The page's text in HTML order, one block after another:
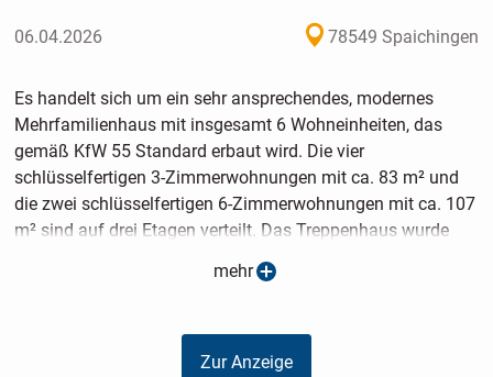
06.04.2026 78549 Spaichingen
Es handelt sich um ein sehr ansprechendes, modernes
Mehrfamilienhaus mit insgesamt 6 Wohneinheiten, das
gemäß KfW 55 Standard erbaut wird. Die vier
schlüsselfertigen 3-Zimmerwohnungen mit ca. 83 m² und
die zwei schlüsselfertigen 6-Zimmerwohnungen mit ca. 107
m² sind auf drei Etagen verteilt. Das Treppenhaus wurde
mittig positioniert, so dass sich links und rechts jeweils eine
Wohnung befindet. Die Fertigstellung des Objekts ist für
Das Raumangebot beinhaltet: Badezimmer mit Dusche,
mehr
Zur Anzeige